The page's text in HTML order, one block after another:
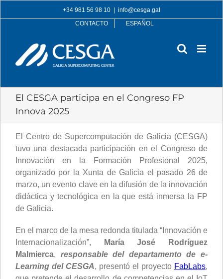
to
+34 981 56 98 10
info@cesga.gal
CONTACTO
ESPAÑOL
El CESGA participa en el Congreso FP
Innova 2025
El Centro de Supercomputación de Galicia (CESGA)
tuvo una destacada participación en el Congreso de
Innovación en la Formación Profesional 2025,
organizado por la Xunta de Galicia el pasado 26 de
marzo, un evento clave en la difusión de la innovación
didáctica y tecnológica en la que está inmersa la FP
de Galicia.
En el marco de la mesa redonda titulada “Innovación e
Internacionalización”,
María José Rodríguez
Malmierca, responsable del departamento de e-
Learning del CESGA, presentó el proyecto FabLabs,